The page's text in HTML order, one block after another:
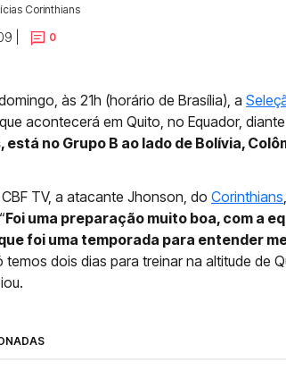
Corinthians
| 0
às 21h (horário de Brasília), a
acontecerá em Quito, no Equador,
no Grupo B ao lado de Bolívia,
TV, a atacante Jhonson, do Corinthians
Foi uma preparação muito boa, com a
foi uma temporada para entender
temos dois dias para treinar na altitude de